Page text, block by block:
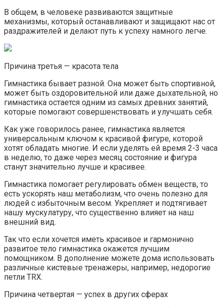
В общем, в человеке развиваются защитные
механизмы, который останавливают и защищают нас от
раздражителей и делают путь к успеху намного легче.
Причина третья — красота тела
Гимнастика бывает разной. Она может быть спортивной,
может быть оздоровительной или даже дыхательной, но
гимнастика остается одним из самых древних занятий,
которые помогают совершенствовать и улучшать себя.
Как уже говорилось ранее, гимнастика является
универсальным ключом к красивой фигуре, которой
хотят обладать многие. И если уделять ей время 2-3 часа
в неделю, то даже через месяц состояние и фигура
станут значительно лучше и красивее.
Гимнастика помогает регулировать обмен веществ, то
есть ускорять наш метаболизм, что очень полезно для
людей с избыточным весом. Укрепляет и подтягивает
нашу мускулатуру, что существенно влияет на наш
внешний вид.
Так что если хочется иметь красивое и гармонично
развитое тело гимнастика окажется лучшим
помощником. В дополнение можете дома использовать
различные кистевые тренажеры, например, недорогие
петли TRX.
Причина четвертая — успех в других сферах